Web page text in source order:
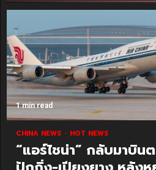
1 min read
CHINA NEWS HOT NEWS
“แอร์ไชน่า” กลับมาบิน